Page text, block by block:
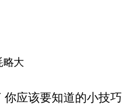
略大